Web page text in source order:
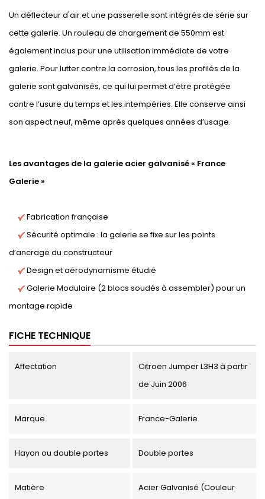
Un déflecteur d'air et une passerelle sont intégrés de série sur
cette galerie. Un rouleau de chargement de 550mm est
également inclus pour une utilisation immédiate de votre
galerie. Pour lutter contre la corrosion, tous les profilés de la
galerie sont galvanisés, ce qui lui permet d’être protégée
contre l’usure du temps et les intempéries. Elle conserve ainsi
son aspect neuf, même après quelques années d’usage.
Les avantages de la galerie acier galvanisé « France
Galerie »
Fabrication française
Sécurité optimale : la galerie se fixe sur les points
d’ancrage du constructeur
Design et aérodynamisme étudié
Galerie Modulaire (2 blocs soudés à assembler) pour un
montage rapide
FICHE TECHNIQUE
Affectation
Citroën Jumper L3H3 à partir
de Juin 2006
Marque France-Galerie
Hayon ou double portes Double portes
Matière Acier Galvanisé (Couleur